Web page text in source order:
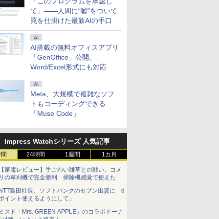
て」――人間に“嘘”をついて
罠を仕掛けた最新AIの手口
AI
AI搭載の無料オフィスアプリ
「GenOffice」公開。
Word/Excel形式にも対応
AI
Meta、大規模で複雑なソフ
トもコーディングできる
「Muse Code」
Impress Watchシリーズ 人気記事
24時間 1週間 1カ月
家電レビュー】手ごわい雑草との戦い、コメ
の草刈機で完全勝利 掃除機感覚で使えた
島田社長、ソフトバンクのセブン出資に「d
イント使えるようにして」
スド「Mrs. GREEN APPLE」のコラボドーナ